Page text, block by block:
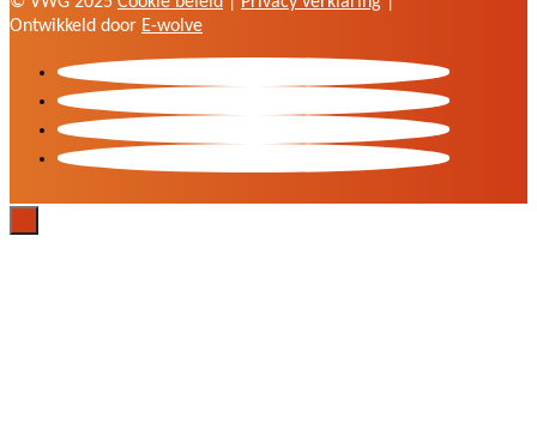
Ontwikkeld door E-wolve